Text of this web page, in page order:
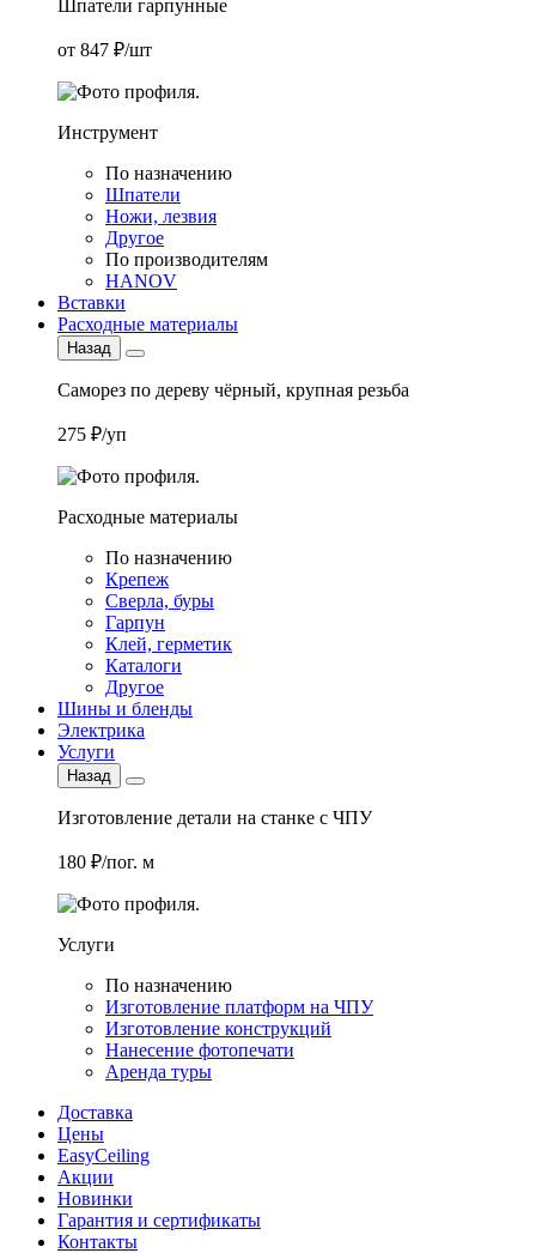
Шпатели гарпунные
от 847 ₽/шт
Инструмент
По назначению
Шпатели
Ножи, лезвия
Другое
По производителям
HANOV
Вставки
Расходные материалы
Назад
Саморез по дереву чёрный, крупная резьба
275 ₽/уп
Расходные материалы
По назначению
Крепеж
Сверла, буры
Гарпун
Клей, герметик
Каталоги
Другое
Шины и бленды
Электрика
Услуги
Назад
Изготовление детали на станке с ЧПУ
180 ₽/пог. м
Услуги
По назначению
Изготовление платформ на ЧПУ
Изготовление конструкций
Нанесение фотопечати
Аренда туры
Доставка
Цены
EasyCeiling
Акции
Новинки
Гарантия и сертификаты
Контакты